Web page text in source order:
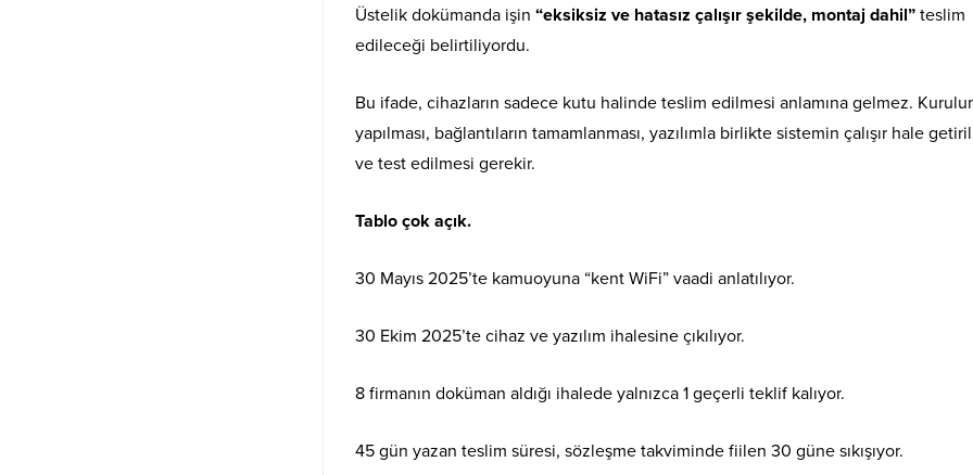
Üstelik dokümanda işin “eksiksiz ve hatasız çalışır şekilde, montaj dahil” teslim
edileceği belirtiliyordu.
Bu ifade, cihazların sadece kutu halinde teslim edilmesi anlamına gelmez.
yapılması, bağlantıların tamamlanması, yazılımla birlikte sistemin çalışır hale
ve test edilmesi gerekir.
Tablo çok açık.
30 Mayıs 2025’te kamuoyuna “kent WiFi” vaadi anlatılıyor.
30 Ekim 2025’te cihaz ve yazılım ihalesine çıkılıyor.
8 firmanın doküman aldığı ihalede yalnızca 1 geçerli teklif kalıyor.
45 gün yazan teslim süresi, sözleşme takviminde fiilen 30 güne sıkışıyor.